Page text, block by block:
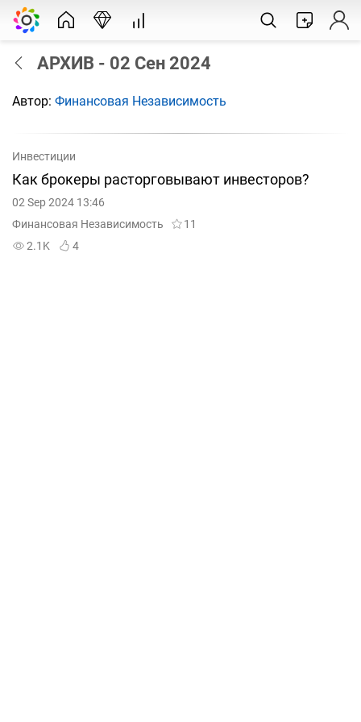
АРХИВ - 02 Сен 2024
Автор: Финансовая Независимость
Инвестиции
Как брокеры расторговывают инвесторов?
02 Sep 2024 13:46
Финансовая Независимость
11
2.1K
4